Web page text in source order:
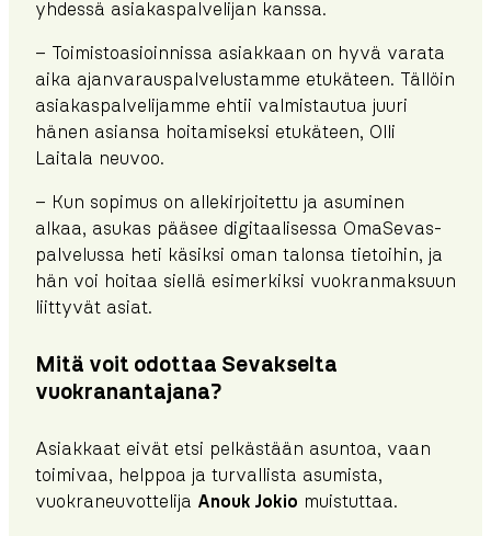
yhdessä asiakaspalvelijan kanssa.
– Toimistoasioinnissa asiakkaan on hyvä varata
aika ajanvarauspalvelustamme etukäteen. Tällöin
asiakaspalvelijamme ehtii valmistautua juuri
hänen asiansa hoitamiseksi etukäteen, Olli
Laitala neuvoo.
– Kun sopimus on allekirjoitettu ja asuminen
alkaa, asukas pääsee digitaalisessa OmaSevas-
palvelussa heti käsiksi oman talonsa tietoihin, ja
hän voi hoitaa siellä esimerkiksi vuokranmaksuun
liittyvät asiat.
Mitä voit odottaa Sevakselta
vuokranantajana?
Asiakkaat eivät etsi pelkästään asuntoa, vaan
toimivaa, helppoa ja turvallista asumista,
vuokraneuvottelija Anouk Jokio muistuttaa.